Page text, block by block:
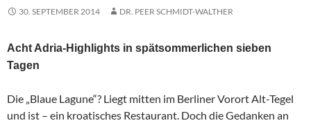
30. SEPTEMBER 2014 DR. PEER SCHMIDT-WALTHER
Acht Adria-Highlights in spätsommerlichen sieben
Tagen
Die „Blaue Lagune“? Liegt mitten im Berliner Vorort Alt-Tegel
und ist – ein kroatisches Restaurant. Doch die Gedanken an